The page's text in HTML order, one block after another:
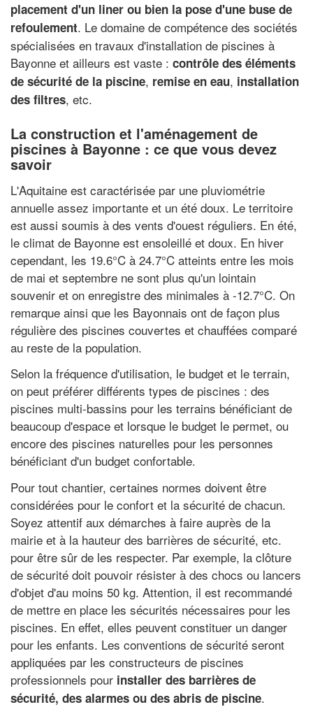
placement d'un liner ou bien la pose d'une buse de
refoulement. Le domaine de compétence des sociétés
spécialisées en travaux d'installation de piscines à
Bayonne et ailleurs est vaste : contrôle des éléments
de sécurité de la piscine, remise en eau, installation
des filtres, etc.
La construction et l'aménagement de
piscines à Bayonne : ce que vous devez
savoir
L'Aquitaine est caractérisée par une pluviométrie
annuelle assez importante et un été doux. Le territoire
est aussi soumis à des vents d'ouest réguliers. En été,
le climat de Bayonne est ensoleillé et doux. En hiver
cependant, les 19.6°C à 24.7°C atteints entre les mois
de mai et septembre ne sont plus qu'un lointain
souvenir et on enregistre des minimales à -12.7°C. On
remarque ainsi que les Bayonnais ont de façon plus
régulière des piscines couvertes et chauffées comparé
au reste de la population.
Selon la fréquence d'utilisation, le budget et le terrain,
on peut préférer différents types de piscines : des
piscines multi-bassins pour les terrains bénéficiant de
beaucoup d'espace et lorsque le budget le permet, ou
encore des piscines naturelles pour les personnes
bénéficiant d'un budget confortable.
Pour tout chantier, certaines normes doivent être
considérées pour le confort et la sécurité de chacun.
Soyez attentif aux démarches à faire auprès de la
mairie et à la hauteur des barrières de sécurité, etc.
pour être sûr de les respecter. Par exemple, la clôture
de sécurité doit pouvoir résister à des chocs ou lancers
d'objet d'au moins 50 kg. Attention, il est recommandé
de mettre en place les sécurités nécessaires pour les
piscines. En effet, elles peuvent constituer un danger
pour les enfants. Les conventions de sécurité seront
appliquées par les constructeurs de piscines
professionnels pour installer des barrières de
sécurité, des alarmes ou des abris de piscine.